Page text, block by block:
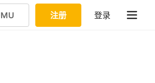
注册 登录